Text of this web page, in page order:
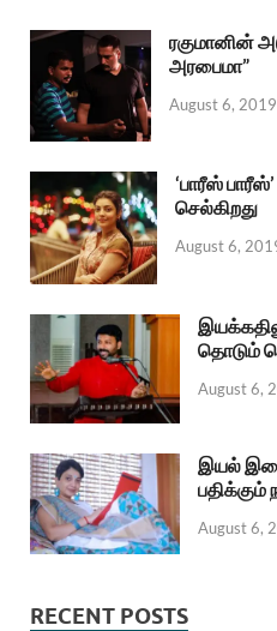
ரகுமானின்
அரபைமா”
August 6, 2019
‘பாரீஸ்
செல்கிறது
August 6,
தொடும்
August 6,
இயல்
பதிக்கும்
August 6,
RECENT POSTS